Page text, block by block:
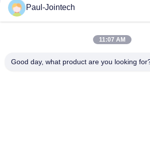
Anti-diefstal 15000mAh-Batterij GPS die
Afstandsbediening volgen
Jointech JT709A Container GPS tracking
Paul-Jointech
11:07 AM
Good day, what product are you looking